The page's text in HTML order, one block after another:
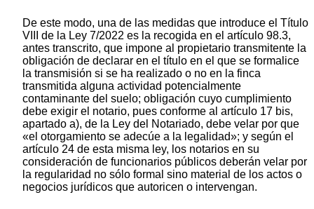
De este modo, una de las medidas que introduce el Título
VIII de la Ley 7/2022 es la recogida en el artículo 98.3,
antes transcrito, que impone al propietario transmitente la
obligación de declarar en el título en el que se formalice
la transmisión si se ha realizado o no en la finca
transmitida alguna actividad potencialmente
contaminante del suelo; obligación cuyo cumplimiento
debe exigir el notario, pues conforme al artículo 17 bis,
apartado a), de la Ley del Notariado, debe velar por que
«el otorgamiento se adecúe a la legalidad»; y según el
artículo 24 de esta misma ley, los notarios en su
consideración de funcionarios públicos deberán velar por
la regularidad no sólo formal sino material de los actos o
negocios jurídicos que autoricen o intervengan.